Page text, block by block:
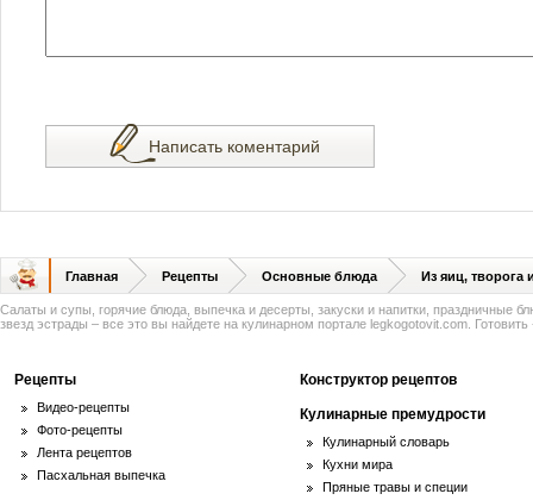
Написать коментарий
Главная Рецепты Основные блюда Из яиц, творога
Салаты и супы, горячие блюда, выпечка и десерты, закуски и напитки, праздничные
звезд эстрады – все это вы найдете на кулинарном портале legkogotovit.com. Готовить
Рецепты
Видео-рецепты
Фото-рецепты
Лента рецептов
Пасхальная выпечка
Конструктор рецептов
Кулинарные премудрости
Кулинарный словарь
Кухни мира
Пряные травы и специи